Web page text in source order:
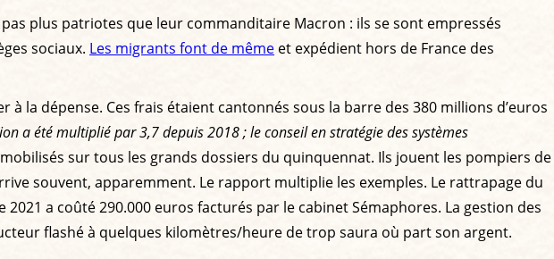
plus patriotes que leur commanditaire Macron : ils se sont empressés
sociaux. Les migrants font de même et expédient hors de France des
à la dépense. Ces frais étaient cantonnés sous la barre des 380 millions d’euros
a été multiplié par 3,7 depuis 2018 ; le conseil en stratégie des systèmes
sur tous les grands dossiers du quinquennat. Ils jouent les pompiers de
souvent, apparemment. Le rapport multiplie les exemples. Le rattrapage du
a coûté 290.000 euros facturés par le cabinet Sémaphores. La gestion des
flashé à quelques kilomètres/heure de trop saura où part son argent.